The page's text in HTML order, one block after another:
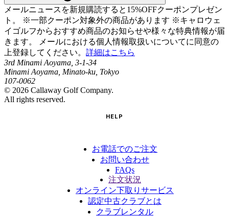
メールニュースを新規購読すると15%OFFクーポンプレゼン
ト。 ※一部クーポン対象外の商品があります ※キャロウェ
イゴルフからおすすめ商品のお知らせや様々な特典情報が届
きます。 メールにおける個人情報取扱いについてに同意の
上登録してください。 詳細はこちら
3rd Minami Aoyama, 3-1-34
Minami Aoyama, Minato-ku, Tokyo
107-0062
© 2026 Callaway Golf Company.
All rights reserved.
HELP
お電話でのご注文
お問い合わせ
FAQs
注文状況
オンライン下取りサービス
認定中古クラブとは
クラブレンタル